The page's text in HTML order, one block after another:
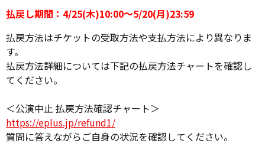
払戻し期間：4/25(木)10:00～5/20(月)23:59
払戻方法はチケットの受取方法や支払方法により異なりま
す。
払戻方法詳細については下記の払戻方法チャートを確認し
てください。
＜公演中止 払戻方法確認チャート＞
https://eplus.jp/refund1/
質問に答えながらご自身の状況を確認してください。